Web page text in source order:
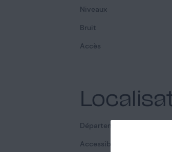
Niveaux
Bruit
Accès
Département
Accessibilité